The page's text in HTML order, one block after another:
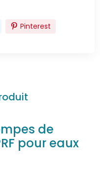
Pinterest
de
pour eaux